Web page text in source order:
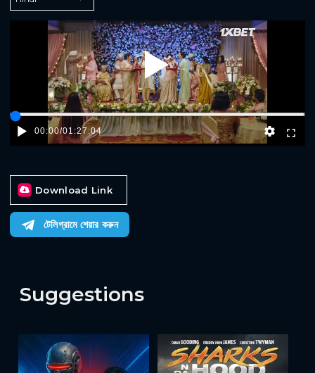
Play
00:00/01:27:04
Download Link
টেলিগ্রামে শেয়ার করুন
Suggestions